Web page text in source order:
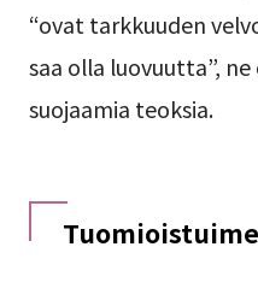
“ovat tarkkuuden
saa olla luovuutta”,
suojaamia teoksia.